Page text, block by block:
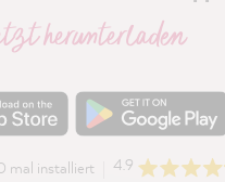
herunterladen
installiert
4.9